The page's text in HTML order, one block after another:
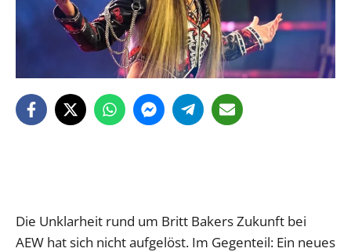
Die Unklarheit rund um Britt Bakers Zukunft bei
AEW hat sich nicht aufgelöst. Im Gegenteil: Ein neues